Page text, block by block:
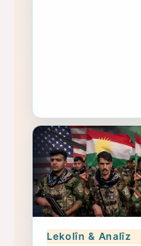
Lekolîn & Analîz